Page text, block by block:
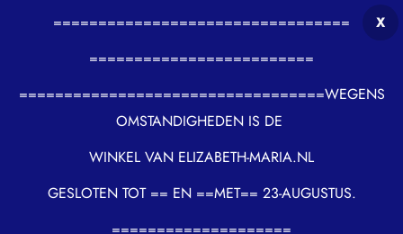
=================================
=========================
==================================WEGENS
OMSTANDIGHEDEN IS DE
WINKEL VAN ELIZABETH-MARIA.NL
GESLOTEN TOT == EN ==MET== 23-AUGUSTUS.
====================
X